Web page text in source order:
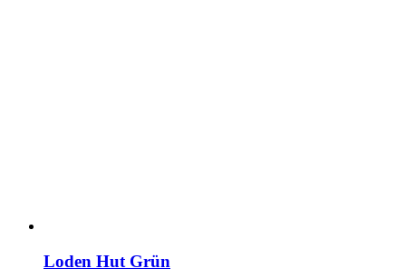
Loden Hut Grün